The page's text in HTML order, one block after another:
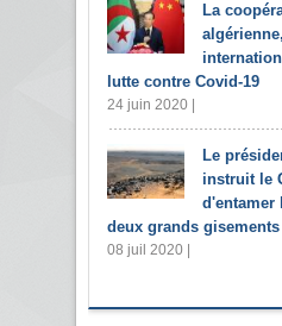
La
lutte contre Covid-19
24 juin 2020 |
Le
instruit le
d'entamer
deux grands
08 juil 2020 |